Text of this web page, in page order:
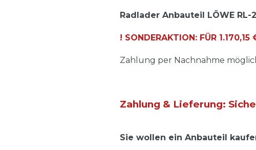
Radlader Anbauteil LÖWE RL-
! SONDERAKTION: FÜR
Zahlung per Nachnahme
Zahlung & Lieferung:
Sie wollen ein Anbauteil